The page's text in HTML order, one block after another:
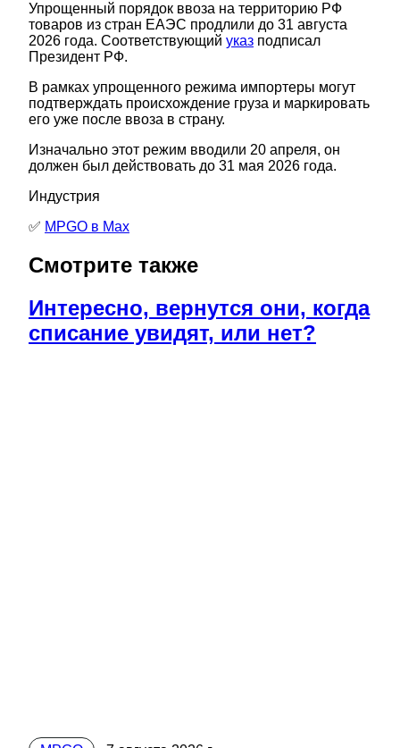
Упрощенный порядок ввоза на территорию РФ
товаров из стран ЕАЭС продлили до 31 августа
2026 года. Соответствующий указ подписал
Президент РФ.
В рамках упрощенного режима импортеры могут
подтверждать происхождение груза и маркировать
его уже после ввоза в страну.
Изначально этот режим вводили 20 апреля, он
должен был действовать до 31 мая 2026 года.
Индустрия
✅ MPGO в Мах
Смотрите также
Интересно, вернутся они, когда
списание увидят, или нет?